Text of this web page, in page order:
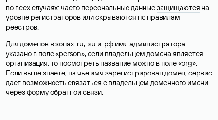
во всех случаях: часто персональные данныезащищаются на
уровне регистраторов или скрываются по правилам
реестров.
Для доменов в зонах .ru, .su и .рф имя администратора
указано в поле «person», если владельцем домена является
организация, то посмотреть название можно в поле «org».
Если вы не знаете, на чье имя зарегистрирован домен, сервис
дает возможность связаться с владельцем доменного имени
через форму обратной связи.